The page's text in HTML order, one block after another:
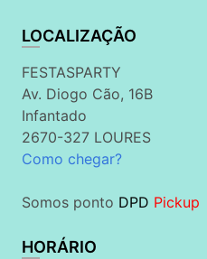
LOCALIZAÇÃO
FESTASPARTY
Av. Diogo Cão, 16B
Infantado
2670-327 LOURES
Como chegar?
Somos ponto DPD Pickup
HORÁRIO